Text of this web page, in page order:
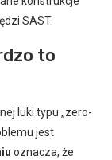
SAST.
to
luki typu „zero-
jest
oznacza, że